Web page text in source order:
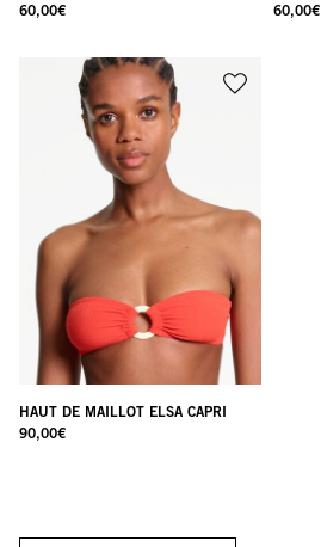
60,00€
60,00€
HAUT DE MAILLOT ELSA CAPRI
90,00€